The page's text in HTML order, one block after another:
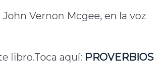
Vernon Mcgee, en la voz
libro.Toca aquí: PROVERBIOS